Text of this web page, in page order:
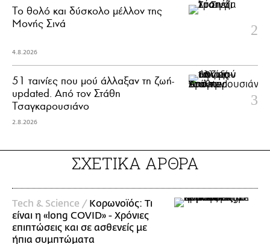
Το θολό και δύσκολο μέλλον της
Μονής Σινά
4.8.2026
51 ταινίες που μού άλλαξαν τη ζωή-
updated. Aπό τον Στάθη
Τσαγκαρουσιάνο
2.8.2026
ΣΧΕΤΙΚΑ ΑΡΘΡΑ
Τech & Science / Κορωνοϊός: Τι
είναι η «long COVID» - Χρόνιες
επιπτώσεις και σε ασθενείς με
ήπια συμπτώματα